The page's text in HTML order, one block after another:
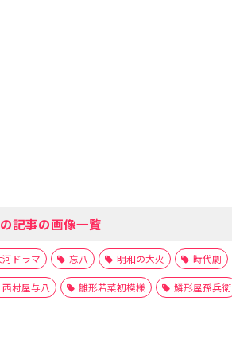
記事の画像一覧
河ドラマ 忘八 明和の大火 時代劇
西村屋与八 雛形若菜初模様 鱗形屋孫兵衛